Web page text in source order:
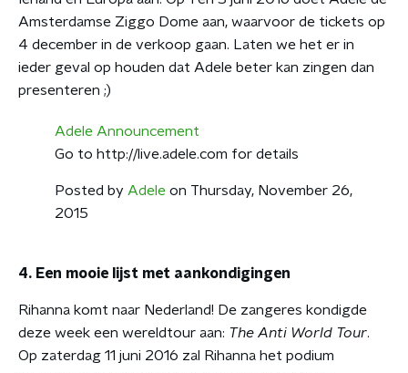
Amsterdamse Ziggo Dome aan, waarvoor de tickets op
4 december in de verkoop gaan. Laten we het er in
ieder geval op houden dat Adele beter kan zingen dan
presenteren ;)
Adele Announcement
Go to http://live.adele.com for details
Posted by Adele on Thursday, November 26,
2015
4. Een mooie lijst met aankondigingen
Rihanna komt naar Nederland! De zangeres kondigde
deze week een wereldtour aan: The Anti World Tour.
Op zaterdag 11 juni 2016 zal Rihanna het podium